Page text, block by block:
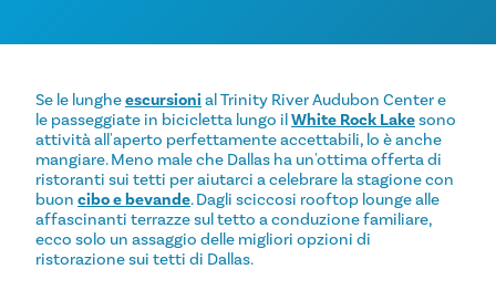
Se le lungheescursionial Trinity River Audubon Center e
le passeggiate in bicicletta lungo ilWhite Rock Lakesono
attività all'aperto perfettamente accettabili, lo è anche
mangiare. Meno male che Dallas ha un'ottima offerta di
ristoranti sui tetti per aiutarci a celebrare la stagione con
buon cibo e bevande. Dagli sciccosi rooftop lounge alle
affascinanti terrazze sul tetto a conduzione familiare,
ecco solo un assaggio delle migliori opzioni di
ristorazione sui tetti di Dallas.